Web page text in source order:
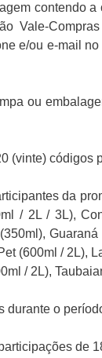
contendo
Vale-
e/ou e-mail
ou
(vinte) códigos
da
/ 2L / 3L),
(600ml / 2L),
/ 2L),
durante o
de